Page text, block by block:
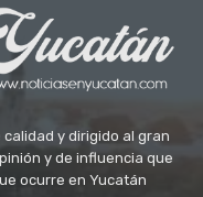
y dirigido al gran
y de influencia que
ocurre en Yucatán